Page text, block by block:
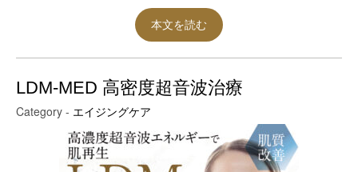
本文を読む
LDM-MED 高密度超音波治療
Category - エイジングケア